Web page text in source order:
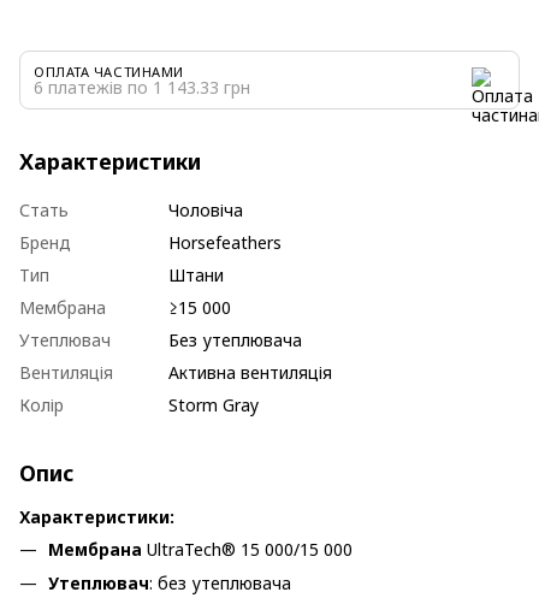
ОПЛАТА ЧАСТИНАМИ
6 платежів по 1 143.33 грн
Характеристики
Стать
Чоловіча
Бренд
Horsefeathers
Тип
Штани
Мембрана
≥15 000
Утеплювач
Без утеплювача
Вентиляція
Активна вентиляція
Колір
Storm Gray
Опис
Характеристики:
Мембрана UltraTech® 15 000/15 000
Утеплювач: без утеплювача